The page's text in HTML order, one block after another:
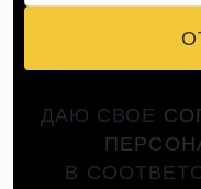
ДАЮ СВОЕ
В